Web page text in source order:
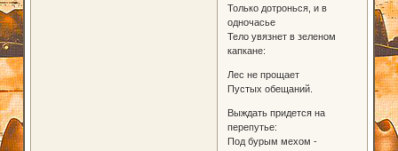
Только дотронься, и в
одночасье
Тело увязнет в зеленом
капкане:
Лес не прощает
Пустых обещаний.
Выждать придется на
перепутье:
Под бурым мехом -